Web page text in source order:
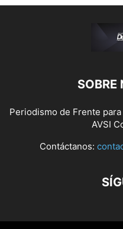
SOBRE
Periodismo de Frente
AVSI
Contáctanos: